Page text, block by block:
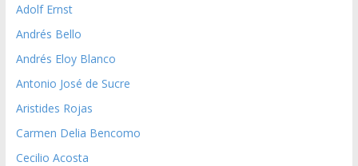
Adolf Ernst
Andrés Bello
Andrés Eloy Blanco
Antonio José de Sucre
Aristides Rojas
Carmen Delia Bencomo
Cecilio Acosta